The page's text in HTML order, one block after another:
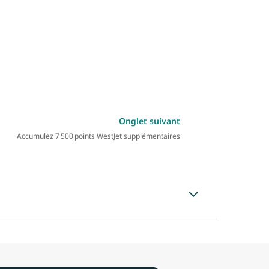
Onglet suivant
Accumulez 7 500 points WestJet supplémentaires